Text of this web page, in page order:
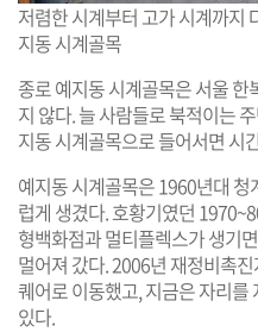
저렴한 시계부터 고가 시계까지
지동 시계골목
종로 예지동 시계골목은 서울
지 않다. 늘 사람들로 북적이는
지동 시계골목으로 들어서면 시
예지동 시계골목은 1960년대
럽게 생겼다. 호황기였던
형백화점과 멀티플렉스가 생기
멀어져 갔다. 2006년 재정비촉
퀘어로 이동했고, 지금은 자리
있다.